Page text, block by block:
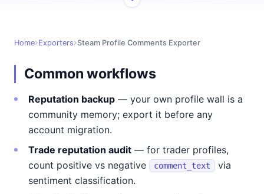
Home Exporters Steam Profile Comments Exporter
Common workflows
Reputation backup — your own profile wall is a
community memory; export it before any
account migration.
Trade reputation audit — for trader profiles,
count positive vs negative
comment_text
via
sentiment classification.